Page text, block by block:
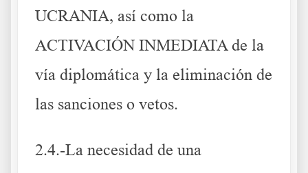
UCRANIA, así como la
ACTIVACIÓN INMEDIATA de la
vía diplomática y la eliminación de
las sanciones o vetos.
2.4.-La necesidad de una